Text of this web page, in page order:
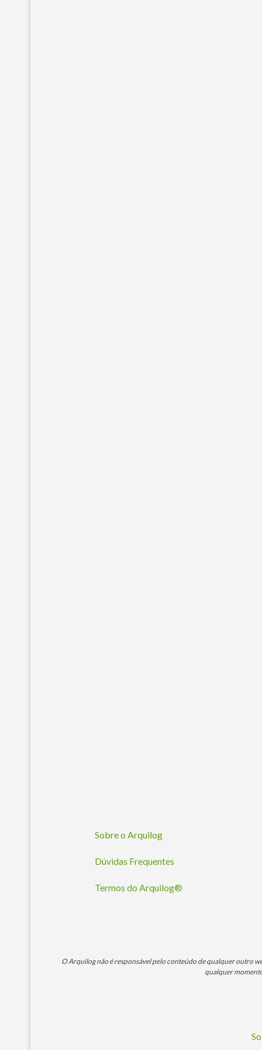
Sobre o Arquilog
Dúvidas Frequentes
Termos do Arquilog®
O Arquilog não é responsável pelo conteúdo de qualquer outro
qualquer